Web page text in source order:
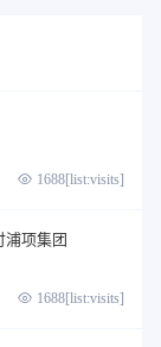
1688[list:visits]
浦项集团
1688[list:visits]